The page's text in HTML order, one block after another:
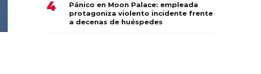
Pánico en Moon Palace: empleada
protagoniza violento incidente frente
a decenas de huéspedes